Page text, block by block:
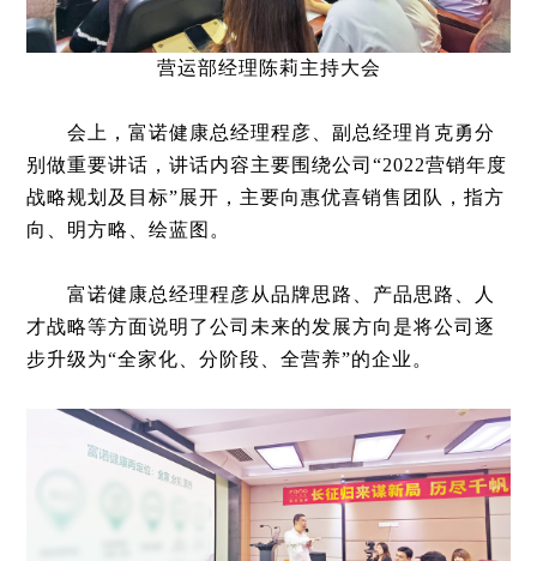
营运部经理陈莉主持大会
会上，富诺健康总经理程彦、副总经理肖克勇分
别做重要讲话，讲话内容主要围绕公司“2022营销年度
战略规划及目标”展开，主要向惠优喜销售团队，指方
向、明方略、绘蓝图。
富诺健康总经理程彦从品牌思路、产品思路、人
才战略等方面说明了公司未来的发展方向是将公司逐
步升级为“全家化、分阶段、全营养”的企业。